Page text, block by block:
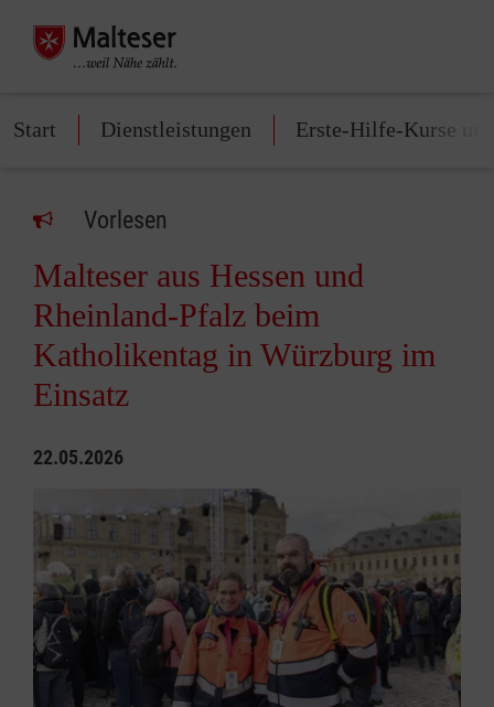
Start Dienstleistungen Erste-Hilfe-Kurse
Vorlesen
Malteser aus Hessen und
Rheinland‑Pfalz beim
Katholikentag in Würzburg im
Einsatz
22.05.2026